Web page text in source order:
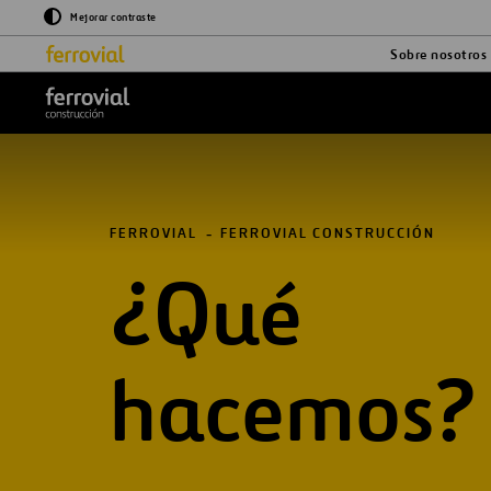
Mejorar contraste
Sobre nosotros
Logo ferrovial construcción
FERROVIAL FERROVIAL CONSTRUCCIÓN
¿Qué
hacemos?